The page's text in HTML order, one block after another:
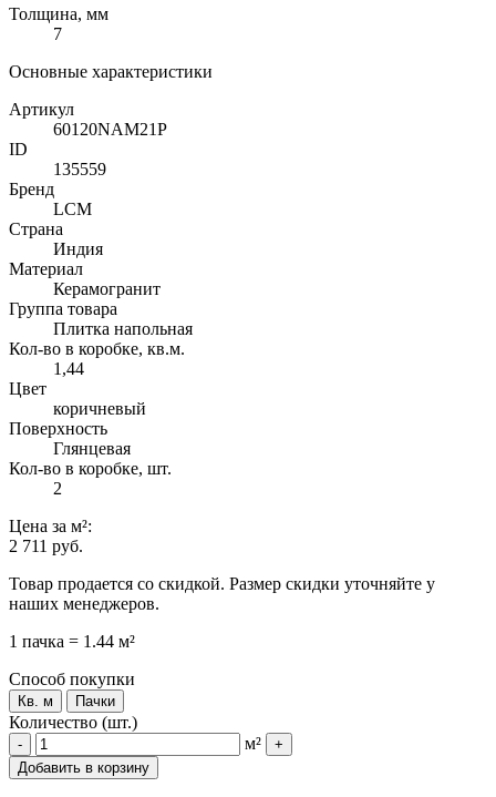
Толщина, мм
7
Основные характеристики
Артикул
60120NAM21P
ID
135559
Бренд
LCM
Страна
Индия
Материал
Керамогранит
Группа товара
Плитка напольная
Кол-во в коробке, кв.м.
1,44
Цвет
коричневый
Поверхность
Глянцевая
Кол-во в коробке, шт.
2
Цена за м²:
2 711 руб.
Товар продается со скидкой. Размер скидки уточняйте у
наших менеджеров.
1 пачка = 1.44 м²
Способ покупки
Кв. м Пачки
Количество (шт.)
- м²
+
Добавить в корзину